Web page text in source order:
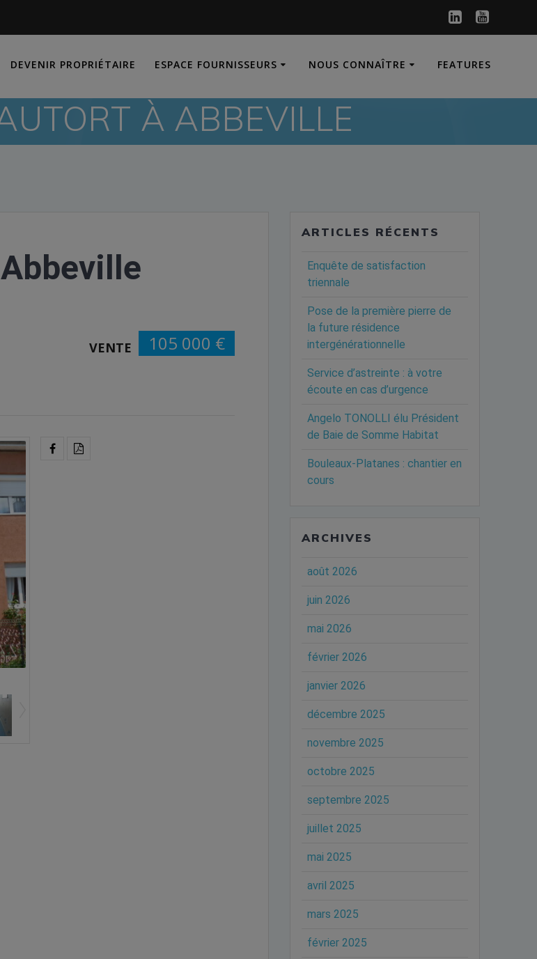
DEVENIR PROPRIÉTAIRE ESPACE FOURNISSEURS NOUS CONNAÎTRE FEATURES
À ABBEVILLE
VENTE 105 000 €
ARTICLES RÉCENTS
Enquête de satisfaction
triennale
Pose de la première pierre de
la future résidence
intergénérationnelle
Service d’astreinte : à votre
écoute en cas d’urgence
Angelo TONOLLI élu Président
de Baie de Somme Habitat
Bouleaux-Platanes : chantier en
cours
ARCHIVES
août 2026
juin 2026
mai 2026
février 2026
janvier 2026
décembre 2025
novembre 2025
octobre 2025
septembre 2025
juillet 2025
mai 2025
avril 2025
mars 2025
février 2025